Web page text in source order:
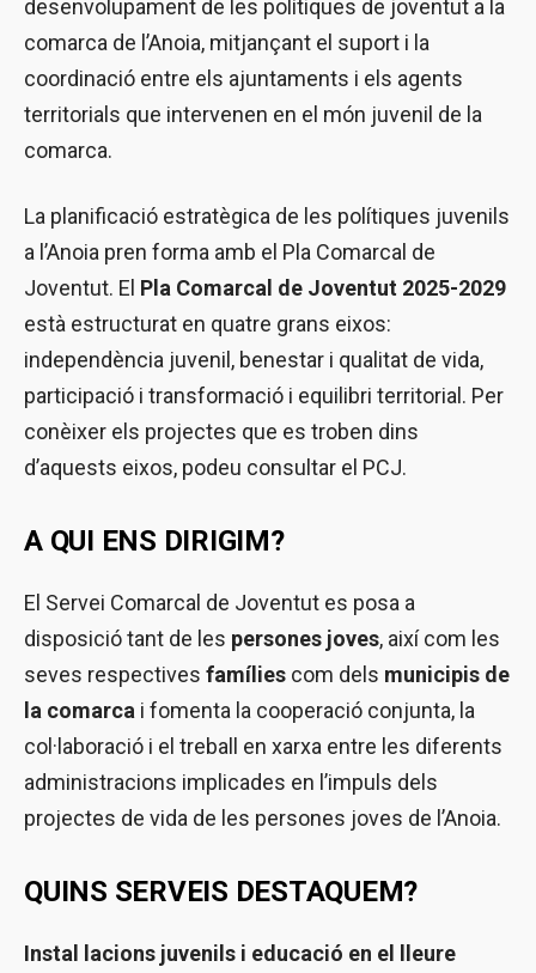
desenvolupament de les polítiques de joventut a la
comarca de l’Anoia, mitjançant el suport i la
coordinació entre els ajuntaments i els agents
territorials que intervenen en el món juvenil de la
comarca.
La planificació estratègica de les polítiques juvenils
a l’Anoia pren forma amb el Pla Comarcal de
Joventut. El Pla Comarcal de Joventut 2025-2029
està estructurat en quatre grans eixos:
independència juvenil, benestar i qualitat de vida,
participació i transformació i equilibri territorial. Per
conèixer els projectes que es troben dins
d’aquests eixos, podeu consultar el PCJ.
A QUI ENS DIRIGIM?
El Servei Comarcal de Joventut es posa a
disposició tant de les persones joves, així com les
seves respectives famílies com dels municipis de
la comarca i fomenta la cooperació conjunta, la
col·laboració i el treball en xarxa entre les diferents
administracions implicades en l’impuls dels
projectes de vida de les persones joves de l’Anoia.
QUINS SERVEIS DESTAQUEM?
Instal lacions juvenils i educació en el lleure